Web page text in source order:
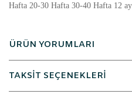
Hafta 20-30 Hafta 30-40 Hafta 12
ÜRÜN YORUMLARI
TAKSİT SEÇENEKLERİ